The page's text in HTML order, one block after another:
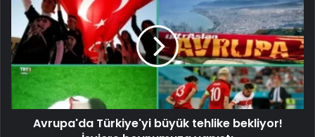
Avrupa'da Türkiye'yi büyük tehlike bekliyor!